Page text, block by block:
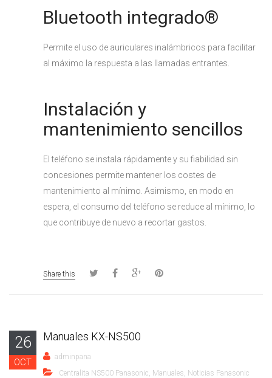
Bluetooth integrado®
Permite el uso de auriculares inalámbricos para facilitar
al máximo la respuesta a las llamadas entrantes.
Instalación y
mantenimiento sencillos
El teléfono se instala rápidamente y su fiabilidad sin
concesiones permite mantener los costes de
mantenimiento al mínimo. Asimismo, en modo en
espera, el consumo del teléfono se reduce al mínimo, lo
que contribuye de nuevo a recortar gastos.
Share this
26
OCT
Manuales KX-NS500
adminpana
Centralita NS500 Panasonic, Manuales, Noticias Panasonic